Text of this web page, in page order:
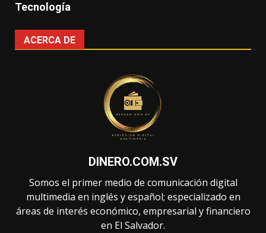
Tecnología
ACERCA DE
DINERO.COM.SV
Somos el primer medio de comunicación digital
multimedia en inglés y español; especializado en
áreas de interés económico, empresarial y financiero
en El Salvador.